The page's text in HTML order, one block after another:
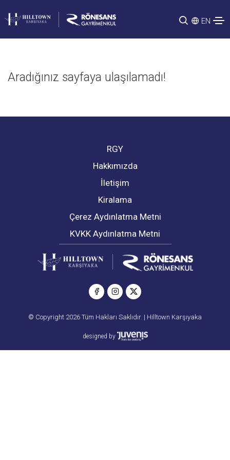
EN
Aradığınız sayfaya ulaşılamadı!
RGY
Hakkımızda
İletişim
Kiralama
Çerez Aydınlatma Metni
KVKK Aydınlatma Metni
© Copyright 2026 Tüm Hakları Saklıdır. | Hilltown Karşıyaka
designed by